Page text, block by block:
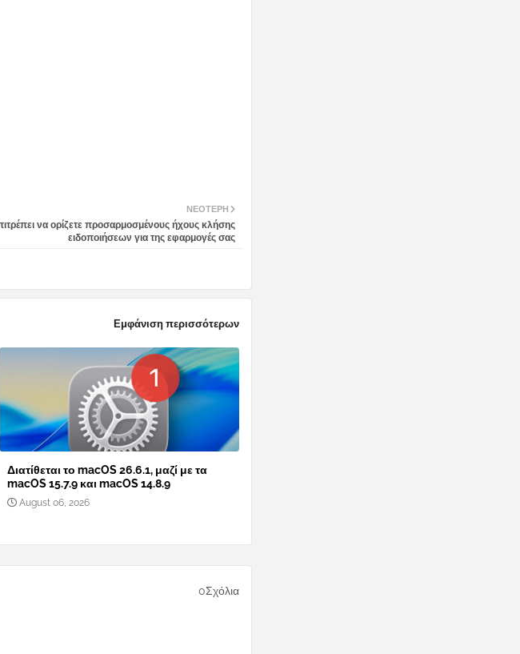
ΝΕΌΤΕΡΗ
να ορίζετε προσαρμοσμένους ήχους κλήσης
ειδοποιήσεων για της εφαρμογές σας
Εμφάνιση περισσότερων
Διατίθεται το macOS 26.6.1, μαζί με τα
macOS 15.7.9 και macOS 14.8.9
August 06, 2026
0Σχόλια